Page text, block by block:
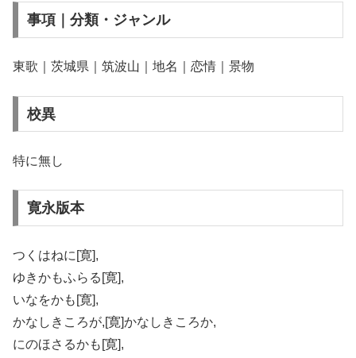
事項｜分類・ジャンル
東歌｜茨城県｜筑波山｜地名｜恋情｜景物
校異
特に無し
寛永版本
つくはねに[寛],
ゆきかもふらる[寛],
いなをかも[寛],
かなしきころが,[寛]かなしきころか,
にのほさるかも[寛],